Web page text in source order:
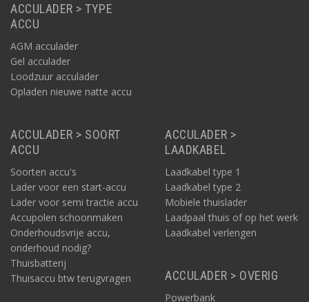
ACCULADER > TYPE
ACCU
AGM acculader
Gel acculader
Loodzuur acculader
Opladen nieuwe natte accu
ACCULADER > SOORT
ACCU
Soorten accu's
Lader voor een start-accu
Lader voor semi tractie accu
Accupolen schoonmaken
Onderhoudsvrije accu,
onderhoud nodig?
Thuisbatterij
Thuisaccu btw terugvragen
ACCULADER >
LAADKABEL
Laadkabel type 1
Laadkabel type 2
Mobiele thuislader
Laadpaal thuis of op het werk
Laadkabel verlengen
ACCULADER > OVERIG
Powerbank